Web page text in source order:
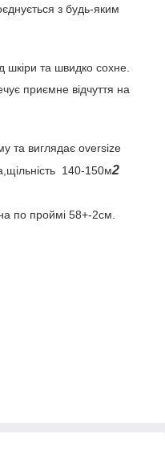
з будь-яким
шкіри та швидко сохне.
приємне відчуття на
та виглядає oversizе
140-150м2
по проймі 58+-2см.